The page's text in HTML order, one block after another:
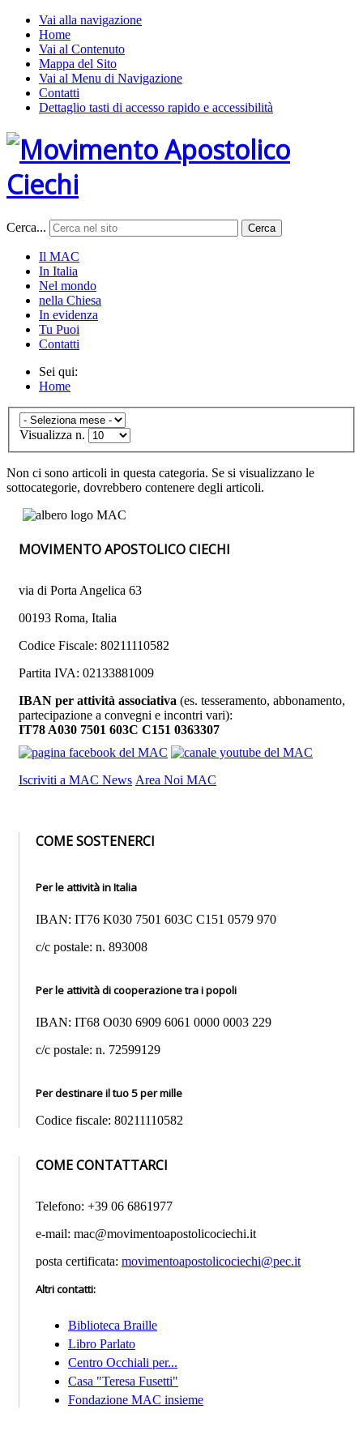
Vai alla navigazione
Home
Vai al Contenuto
Mappa del Sito
Vai al Menu di Navigazione
Contatti
Dettaglio tasti di accesso rapido e accessibilità
Cerca... Cerca
Il MAC
In Italia
Nel mondo
nella Chiesa
In evidenza
Tu Puoi
Contatti
Sei qui:
Home
Visualizza n.
Non ci sono articoli in questa categoria. Se si visualizzano le
sottocategorie, dovrebbero contenere degli articoli.
MOVIMENTO APOSTOLICO CIECHI
via di Porta Angelica 63
00193 Roma, Italia
Codice Fiscale: 80211110582
Partita IVA: 02133881009
IBAN per attività associativa (es. tesseramento, abbonamento,
partecipazione a convegni e incontri vari):
IT78 A030 7501 603C C151 0363307
Iscriviti a MAC News Area Noi MAC
COME SOSTENERCI
Per le attività in Italia
IBAN: IT76 K030 7501 603C C151 0579 970
c/c postale: n. 893008
Per le attività di cooperazione tra i popoli
IBAN: IT68 O030 6909 6061 0000 0003 229
c/c postale: n. 72599129
Per destinare il tuo 5 per mille
Codice fiscale: 80211110582
COME CONTATTARCI
Telefono: +39 06 6861977
e-mail: mac@movimentoapostolicociechi.it
posta certificata: movimentoapostolicociechi@pec.it
Altri contatti:
Biblioteca Braille
Libro Parlato
Centro Occhiali per...
Casa "Teresa Fusetti"
Fondazione MAC insieme